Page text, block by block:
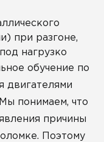
при разгоне,
нагрузко
обучение по
двигателями
понимаем, что
причины
Поэтому